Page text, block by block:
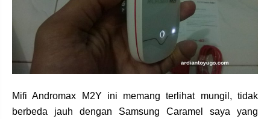
Mifi Andromax M2Y ini memang terlihat mungil, tidak
berbeda jauh dengan Samsung Caramel saya yang